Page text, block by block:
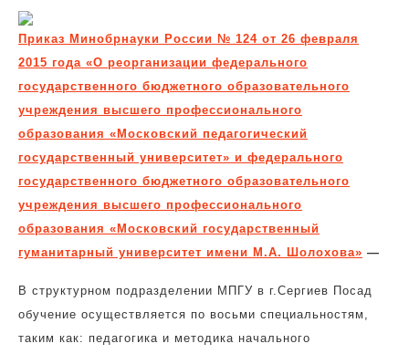
Приказ Минобрнауки России № 124 от 26 февраля
2015 года «О реорганизации федерального
государственного бюджетного образовательного
учреждения высшего профессионального
образования «Московский педагогический
государственный университет» и федерального
государственного бюджетного образовательного
учреждения высшего профессионального
образования «Московский государственный
гуманитарный университет имени М.А. Шолохова» —
В структурном подразделении МПГУ в г.Сергиев Посад
обучение осуществляется по восьми специальностям,
таким как: педагогика и методика начального